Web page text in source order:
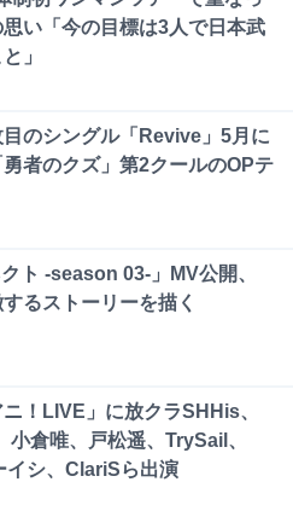
い「今の目標は3人で日本武
」
のシングル「Revive」5月に
者のクズ」第2クールのOPテ
ト -season 03-」MV公開、
るストーリーを描く
！LIVE」に放クラSHHis、
小倉唯、戸松遥、TrySail、
イシ、ClariSら出演